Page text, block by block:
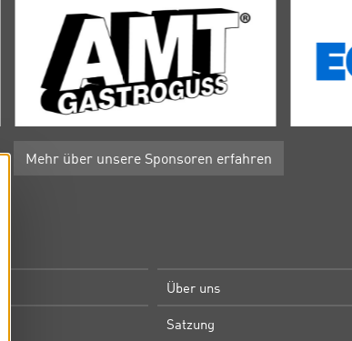
Mehr über unsere Sponsoren erfahren
Über uns
Satzung